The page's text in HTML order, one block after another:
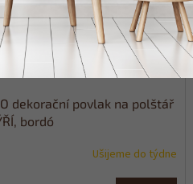
dekorační povlak na polštář
bordó
Ušijeme do týdne